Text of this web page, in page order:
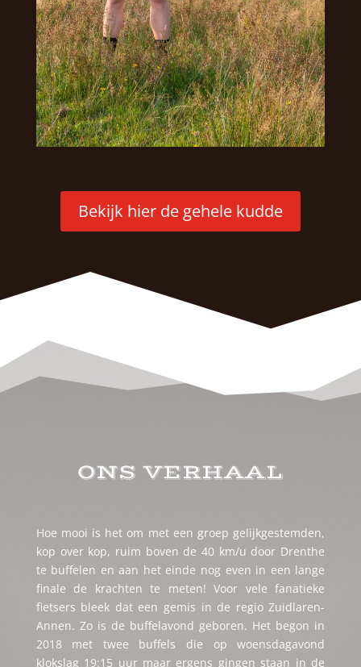
Bekijk hier de gehele kudde
ONS VERHAAL
Hoe mooi is het om met een groep gelijkgestemden,
kop over kop, ruim boven de 40 km/u door Drenthe
te buffelen en aan het einde nog even in een lange
finale de krachten te meten! Voor vele fanatieke
fietsers bleek dat een gemis in de regio Zuidlaren-
Annen. Zo is de buffelavond geboren. Het begon in
2018 met twee buffels die op woensdagavond
klokslag 19:15 uur maar ergens gingen staan in de